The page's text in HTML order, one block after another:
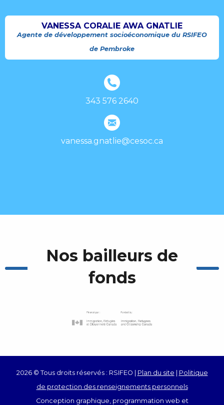
VANESSA CORALIE AWA GNATLIE
Agente de développement socioéconomique du RSIFEO
de Pembroke
343 576 2640
vanessa.gnatlie@cesoc.ca
Nos bailleurs de
fonds
2026 © Tous droits réservés : RSIFEO | Plan du site | Politique
de protection des renseignements personnels
Conception graphique, programmation web et